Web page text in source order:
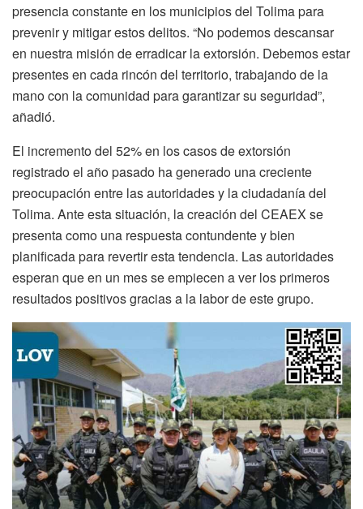
presencia constante en los municipios del Tolima para
prevenir y mitigar estos delitos. “No podemos descansar
en nuestra misión de erradicar la extorsión. Debemos estar
presentes en cada rincón del territorio, trabajando de la
mano con la comunidad para garantizar su seguridad”,
añadió.
El incremento del 52% en los casos de extorsión
registrado el año pasado ha generado una creciente
preocupación entre las autoridades y la ciudadanía del
Tolima. Ante esta situación, la creación del CEAEX se
presenta como una respuesta contundente y bien
planificada para revertir esta tendencia. Las autoridades
esperan que en un mes se empiecen a ver los primeros
resultados positivos gracias a la labor de este grupo.